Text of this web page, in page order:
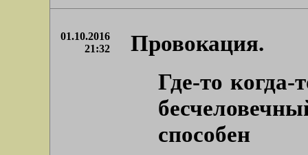
01.10.2016
21:32
Провокация.
Где-то
способен